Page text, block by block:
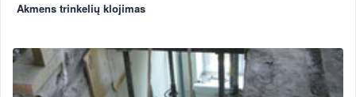
Akmens trinkelių klojimas